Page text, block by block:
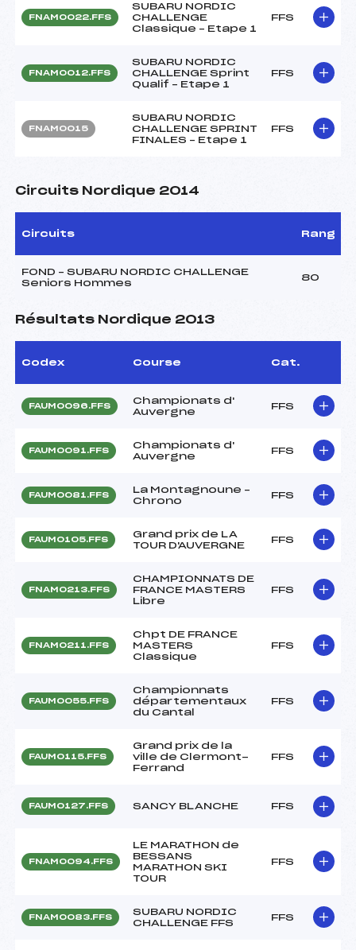
FNAM0022.FFS
SUBARU NORDIC
CHALLENGE
Classique – Etape 1
FFS
FNAM0012.FFS
SUBARU NORDIC
CHALLENGE Sprint
Qualif – Etape 1
FFS
FNAM0015
SUBARU NORDIC
CHALLENGE SPRINT
FINALES – Etape 1
FFS
Circuits Nordique 2014
Circuits Rang
FOND – SUBARU NORDIC CHALLENGE
Seniors Hommes
80
Résultats Nordique 2013
Codex Course Cat.
FAUM0096.FFS
Championats d'
Auvergne
FFS
FAUM0091.FFS
Championats d'
Auvergne
FFS
FAUM0081.FFS
La Montagnoune –
Chrono
FFS
FAUM0105.FFS
Grand prix de LA
TOUR D'AUVERGNE
FFS
FNAM0213.FFS
CHAMPIONNATS DE
FRANCE MASTERS
Libre
FFS
FNAM0211.FFS
Chpt DE FRANCE
MASTERS
Classique
FFS
FAUM0055.FFS
Championnats
départementaux
du Cantal
FFS
FAUM0115.FFS
Grand prix de la
ville de Clermont-
Ferrand
FFS
FAUM0127.FFS SANCY BLANCHE FFS
FNAM0094.FFS
LE MARATHON de
BESSANS
MARATHON SKI
TOUR
FFS
FNAM0083.FFS
SUBARU NORDIC
CHALLENGE FFS
FFS